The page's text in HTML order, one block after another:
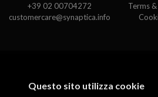
+39 02 00704272
customercare@synaptica.info
Terms
Questo sito utilizza cookie